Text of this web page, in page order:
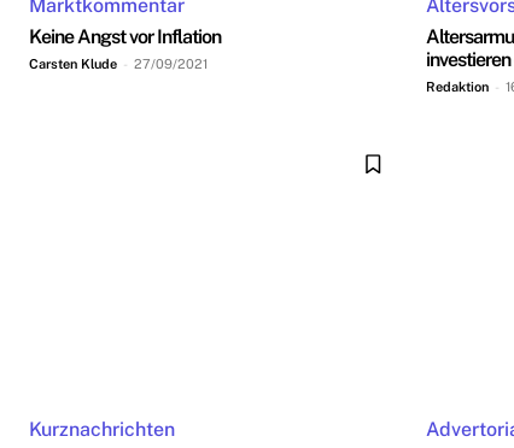
Marktkommentar
Keine Angst vor Inflation
Carsten Klude - 27/09/2021
Redaktion -
Kurznachrichten